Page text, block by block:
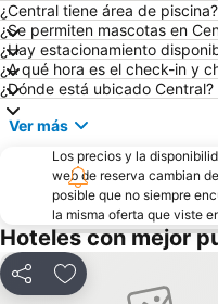
¿Central tiene área de piscina?
¿Se permiten mascotas en
¿Hay estacionamiento
¿A qué hora es el check-in y
¿Dónde está ubicado Central?
Ver más
Los precios y la
web de reserva cambian
posible que no siempre
la misma oferta que viste
Hoteles con mejor
CompartirAgregar a favoritos